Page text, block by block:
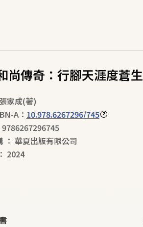
尚傳奇：行腳天涯度蒼生
張家成(著)
A： 10.978.6267296/745
9786267296745
： 華夏出版有限公司
： 2024